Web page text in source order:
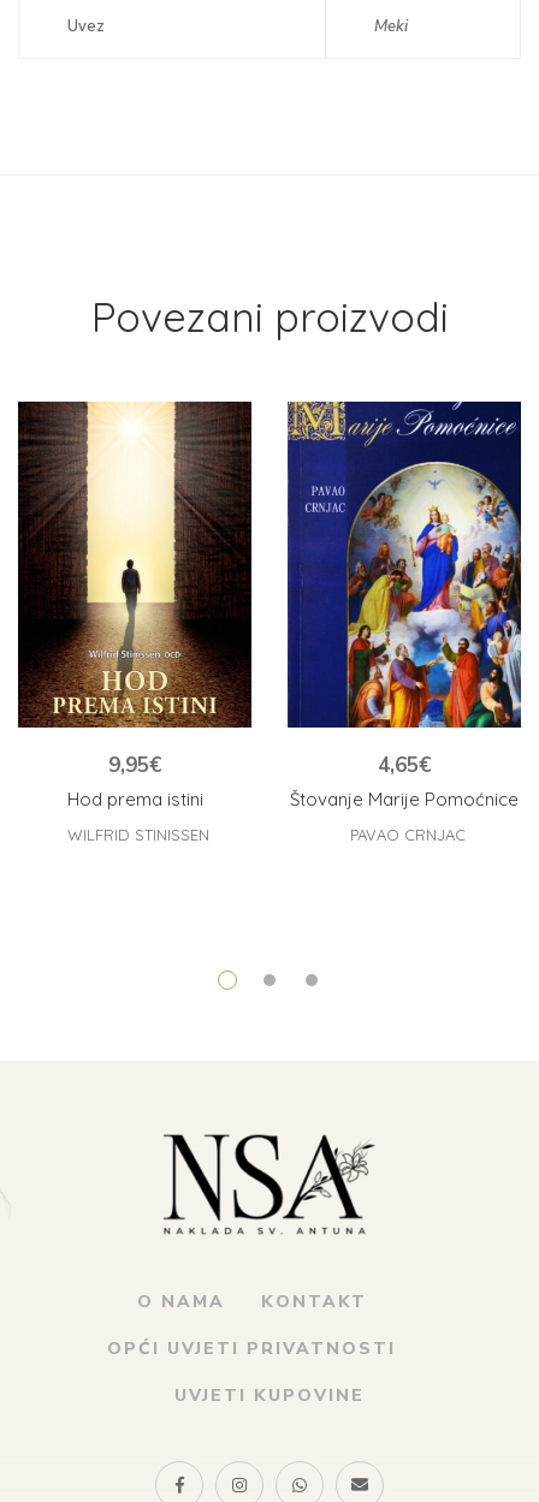
Uvez Meki
Povezani proizvodi
Hod prema istini
9,95€
WILFRID STINISSEN
Štovanje Marije Pomoćnice
4,65€
PAVAO CRNJAC
O NAMA KONTAKT
OPĆI UVJETI PRIVATNOSTI
UVJETI KUPOVINE